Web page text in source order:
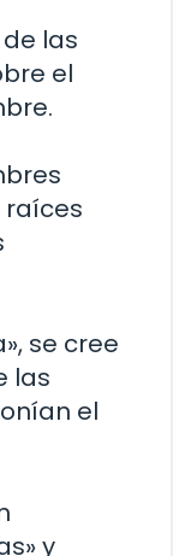
las
el
raíces
se cree
las
el
y